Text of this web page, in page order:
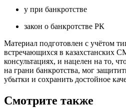
у при банкротстве
закон о банкротстве РК
Материал подготовлен с учётом
встречающихся в казахстанских
консультациях, и нацелен на то,
на грани банкротства, мог
убытки и сохранить достойное
Смотрите также